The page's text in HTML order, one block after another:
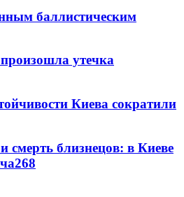
баллистическим
утечка
Киева сократили
близнецов: в Киеве
268